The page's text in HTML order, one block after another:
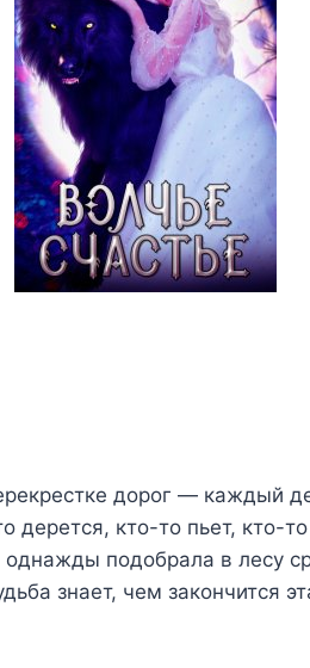
дорог — каждый
кто-то пьет, кто-
подобрала в лесу
знает, чем закончится